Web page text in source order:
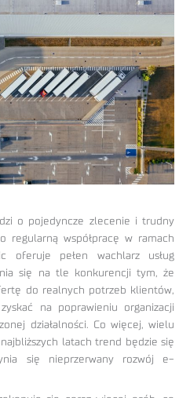
o pojedyncze zlecenie i trudny
regularną współpracę w ramach
oferuje pełen wachlarz usług
się na tle konkurencji tym, że
do realnych potrzeb klientów,
na poprawieniu organizacji
działalności. Co więcej, wielu
latach trend będzie się
się nieprzerwany rozwój e-